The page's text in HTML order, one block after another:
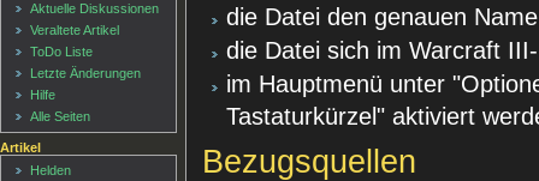
die Datei den genauen
die Datei sich im Warcraft
im Hauptmenü unter
Tastaturkürzel" aktiviert
Bezugsquellen
Aktuelle Diskussionen
Veraltete Artikel
ToDo Liste
Letzte Änderungen
Hilfe
Alle Seiten
Artikel
Helden